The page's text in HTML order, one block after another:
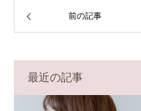
前の記事
最近の記事